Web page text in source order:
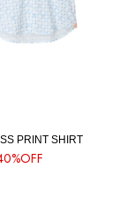
PRINT SHIRT